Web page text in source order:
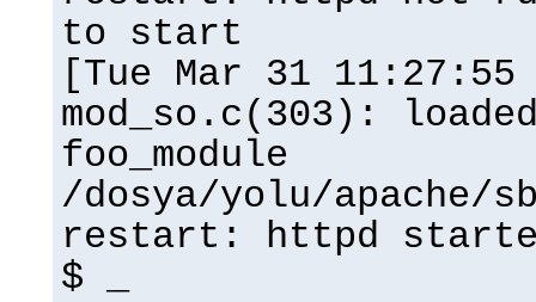
to start
[Tue Mar 31
mod_so.c(303):
foo_module
/dosya/yolu/apache/
restart: httpd
$ _